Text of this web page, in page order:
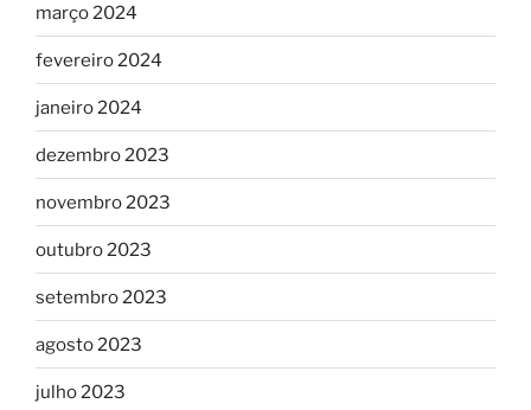
março 2024
fevereiro 2024
janeiro 2024
dezembro 2023
novembro 2023
outubro 2023
setembro 2023
agosto 2023
julho 2023